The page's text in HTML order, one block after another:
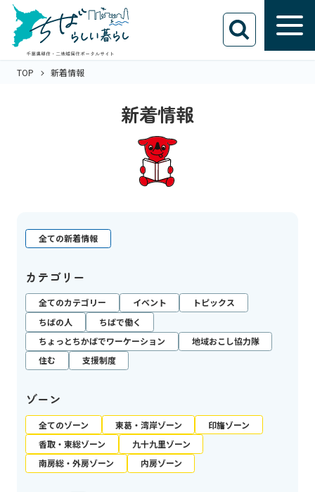
TOP 新着情報
新着情報
全ての新着情報
カテゴリー
全てのカテゴリー イベント
トピックス
ちばの人
ちばで働く
ちょっとちかばでワーケーション
地域おこし協力隊
住む
支援制度
ゾーン
全てのゾーン 東葛・湾岸ゾーン
印旛ゾーン
香取・東総ゾーン
九十九里ゾーン
南房総・外房ゾーン
内房ゾーン